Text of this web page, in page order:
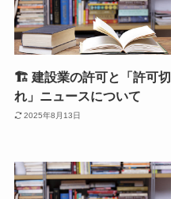
🏗 建設業の許可と「許可切
れ」ニュースについて
2025年8月13日